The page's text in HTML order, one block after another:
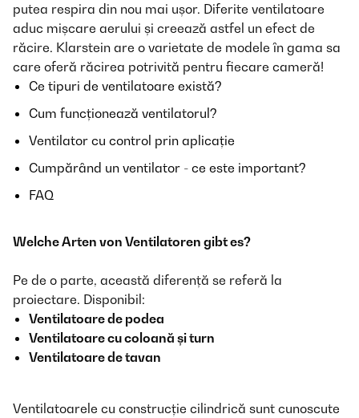
putea respira din nou mai ușor. Diferite ventilatoare
aduc mișcare aerului și creează astfel un efect de
răcire. Klarstein are o varietate de modele în gama sa
care oferă răcirea potrivită pentru fiecare cameră!
Ce tipuri de ventilatoare există?
Cum funcționează ventilatorul?
Ventilator cu control prin aplicație
Cumpărând un ventilator - ce este important?
FAQ
Welche Arten von Ventilatoren gibt es?
Pe de o parte, această diferență se referă la
proiectare. Disponibil:
Ventilatoare de podea
Ventilatoare cu coloană și turn
Ventilatoare de tavan
Ventilatoarele cu construcție cilindrică sunt cunoscute